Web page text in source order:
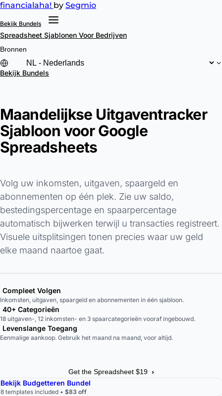
financialaha! by Segmio
Bekijk Bundels
Spreadsheet Sjablonen Voor Bedrijven
Bronnen
Bekijk Bundels
Maandelijkse Uitgaventracker
Sjabloon voor Google
Spreadsheets
Volg uw inkomsten, uitgaven, spaargeld en
abonnementen op één plek. Zie uw saldo,
bestedingspercentage en spaarpercentage
automatisch bijwerken terwijl u transacties registreert.
Visuele uitsplitsingen tonen precies waar uw geld
elke maand naartoe gaat.
Compleet Volgen
Inkomsten, uitgaven, spaargeld en abonnementen in één sjabloon.
40+ Categorieën
18 uitgaven-, 12 inkomsten- en 3 spaarcategorieën vooraf ingebouwd.
Levenslange Toegang
Eenmalige aankoop. Gebruik het maand na maand, voor altijd.
Get the Spreadsheet $19 ›
Bekijk Budgetteren Bundel
8 templates included • $83 off